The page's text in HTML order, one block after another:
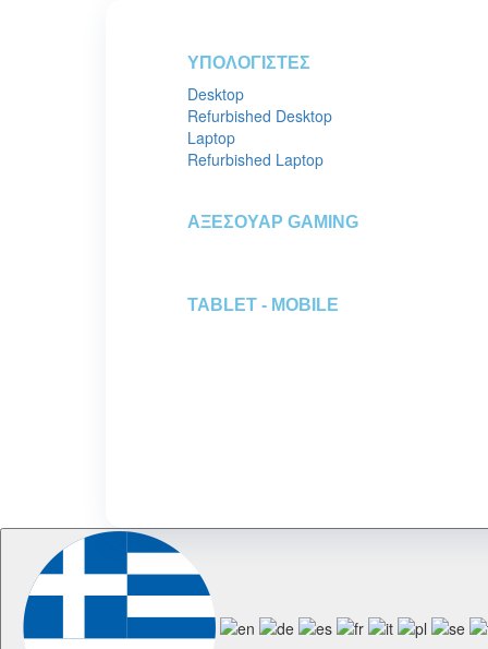
ΥΠΟΛΟΓΙΣΤΕΣ
Desktop
Refurbished Desktop
Laptop
Refurbished Laptop
ΑΞΕΣΟΥΑΡ GAMING
TABLET - MOBILE